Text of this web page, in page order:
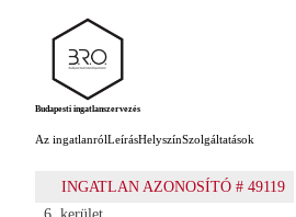
Budapesti ingatlanszervezés
Az ingatlanrólLeírásHelyszínSzolgáltatások
INGATLAN AZONOSÍTÓ # 49119